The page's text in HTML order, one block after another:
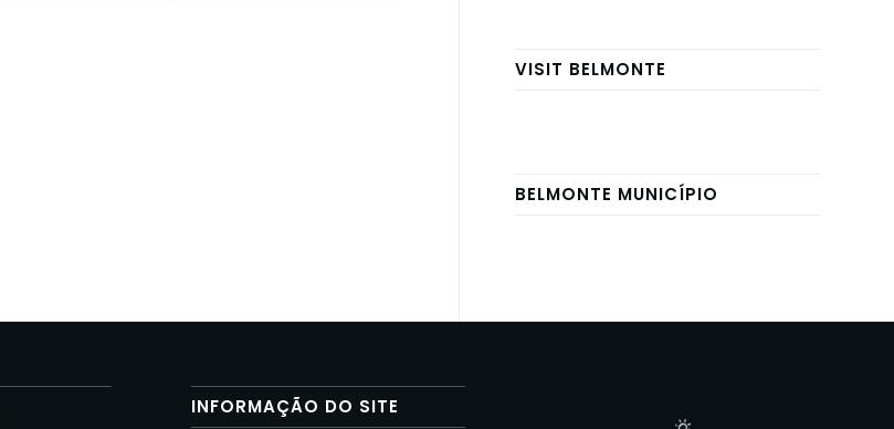
VISIT BELMONTE
BELMONTE MUNICÍPIO
INFORMAÇÃO DO SITE